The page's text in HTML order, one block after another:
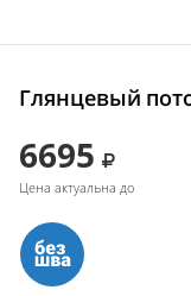
Глянцевый
6695
Цена актуальна до